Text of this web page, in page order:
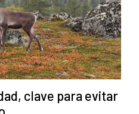
clave para evitar